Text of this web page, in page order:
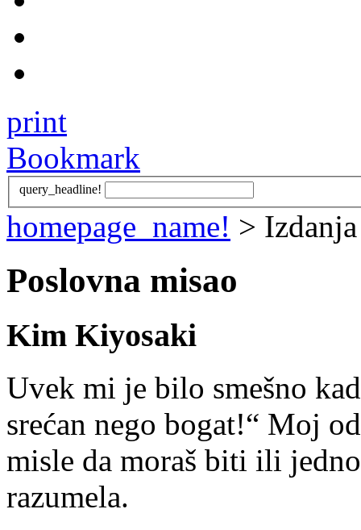
print
Bookmark
query_headline!
homepage_name! >
Poslovna misao
Kim Kiyosaki
Uvek mi je bilo smešno
srećan nego bogat!“ Moj
misle da moraš biti ili
razumela.